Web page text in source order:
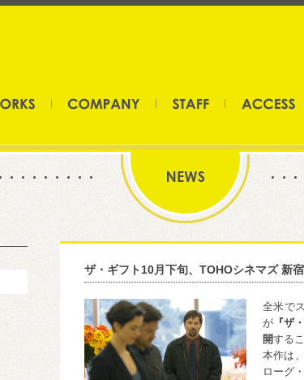
ザ・ギフト10月下旬、TOHOシネマズ 新
全米で
が 『ザ
開する
本作は
ローグ